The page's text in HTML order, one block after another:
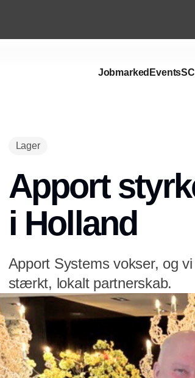
Jobmarked Events
Lager
Apport
i Holland
Apport Systems vokser, og
stærkt, lokalt partnerskab.